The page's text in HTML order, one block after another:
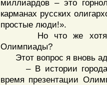
миллиардов – это
карманах русских
простые люди!».
Но что же хотят
Олимпиады?
Этот вопрос я вновь
– В истории города
время презентации